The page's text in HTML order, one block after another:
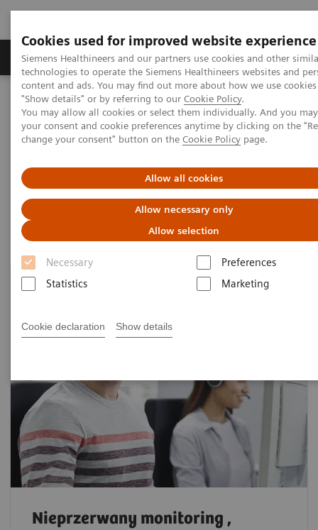
Cookies used for improved website experience
Siemens Healthineers and our partners use cookies and other
technologies to operate the Siemens Healthineers websites and
content and ads. You may find out more about how we use
"Show details" or by referring to our Cookie Policy.
You may allow all cookies or select them individually. And you
your consent and cookie preferences anytime by clicking on the
change your consent" button on the Cookie Policy page.
Allow all cookies
Allow necessary only
Allow selection
Necessary
Preferences
Statistics
Marketing
Cookie declaration Show details
Grupy Produktów O nas Edukacja i
Siemens Healthineers Polska
Healthcare IT
Rozwiązania informatyczne w diagnostyce
Zdalny monitoring, wsparcie i konserwacja
Remote Monitoring Systems
Nieprzerwany monitoring ,